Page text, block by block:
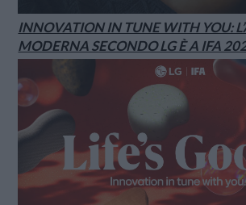
INNOVATION IN TUNE WITH YOU:
MODERNA SECONDO LG È A IFA